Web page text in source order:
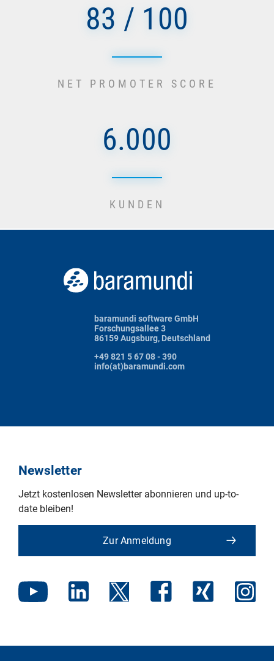
83 / 100
NET PROMOTER SCORE
6.000
KUNDEN
baramundi software GmbH
Forschungsallee 3
86159 Augsburg, Deutschland
+49 821 5 67 08 - 390
info(at)baramundi.com
Newsletter
Jetzt kostenlosen Newsletter abonnieren und up-to-
date bleiben!
Zur Anmeldung